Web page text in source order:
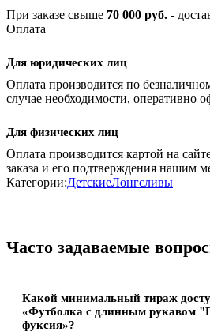
При заказе свыше 70 000 руб. -
Оплата
Для юридических лиц
Оплата производится по
случае необходимости, оперативно
Для физических лиц
Оплата производится картой на
заказа и его подтверждения нашим
Категории:ДетскиеЛонгсливы
Часто задаваемые
Какой минимальный тираж
«Футболка с длинным рукавом
фуксия»?